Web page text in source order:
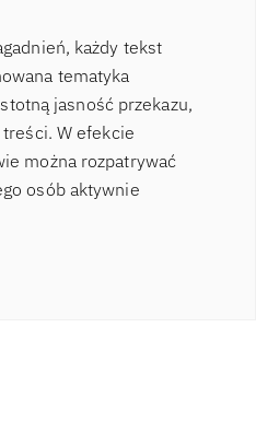
każdy tekst
tematyka
jasność przekazu,
W efekcie
można rozpatrywać
osób aktywnie